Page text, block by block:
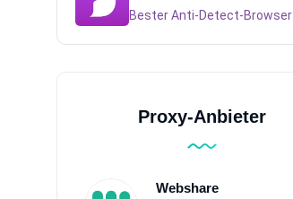
Bester Anti-Detect-Browser
Proxy-Anbieter
Webshare